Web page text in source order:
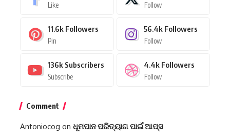
Like Follow
11.6k Followers
Pin
56.4k Followers
Follow
136k Subscribers
Subscribe
4.4k Followers
Follow
Comment
Antoniocog on ଧୂମପାନ ପରିତ୍ୟାଗ ପାଇଁ ଆପ୍‌ସ